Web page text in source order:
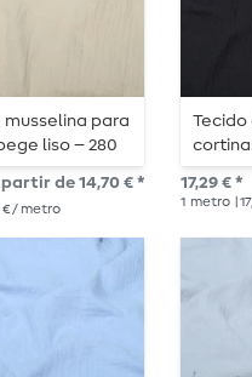
musselina para
liso – 280
de 14,70 € *
€ / metro
Tecido
cm de
17,29 € *
1 metro |